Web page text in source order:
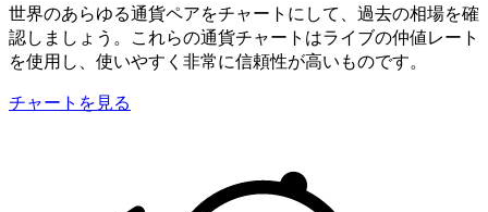
世界のあらゆる通貨ペアをチャートにして、過去の相場を確
認しましょう。これらの通貨チャートはライブの仲値レート
を使用し、使いやすく非常に信頼性が高いものです。
チャートを見る